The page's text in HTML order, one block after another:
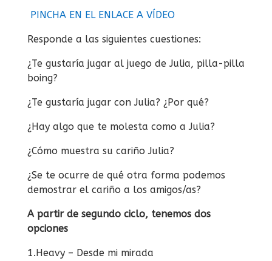
PINCHA EN EL ENLACE A VÍDEO
Responde a las siguientes cuestiones:
¿Te gustaría jugar al juego de Julia, pilla-pilla
boing?
¿Te gustaría jugar con Julia? ¿Por qué?
¿Hay algo que te molesta como a Julia?
¿Cómo muestra su cariño Julia?
¿Se te ocurre de qué otra forma podemos
demostrar el cariño a los amigos/as?
A partir de segundo ciclo, tenemos dos
opciones
1.Heavy – Desde mi mirada